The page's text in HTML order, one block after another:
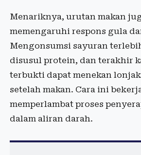
Menariknya, urutan makan
memengaruhi respons gula
Mengonsumsi sayuran
disusul protein, dan terakhir
terbukti dapat menekan
setelah makan. Cara ini
memperlambat proses
dalam aliran darah.